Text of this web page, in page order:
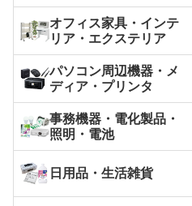
オフィス家具・インテ
リア・エクステリア
パソコン周辺機器・メ
ディア・プリンタ
事務機器・電化製品・
照明・電池
日用品・生活雑貨